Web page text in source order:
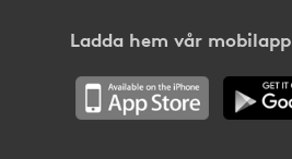
Ladda hem vår mobilapp